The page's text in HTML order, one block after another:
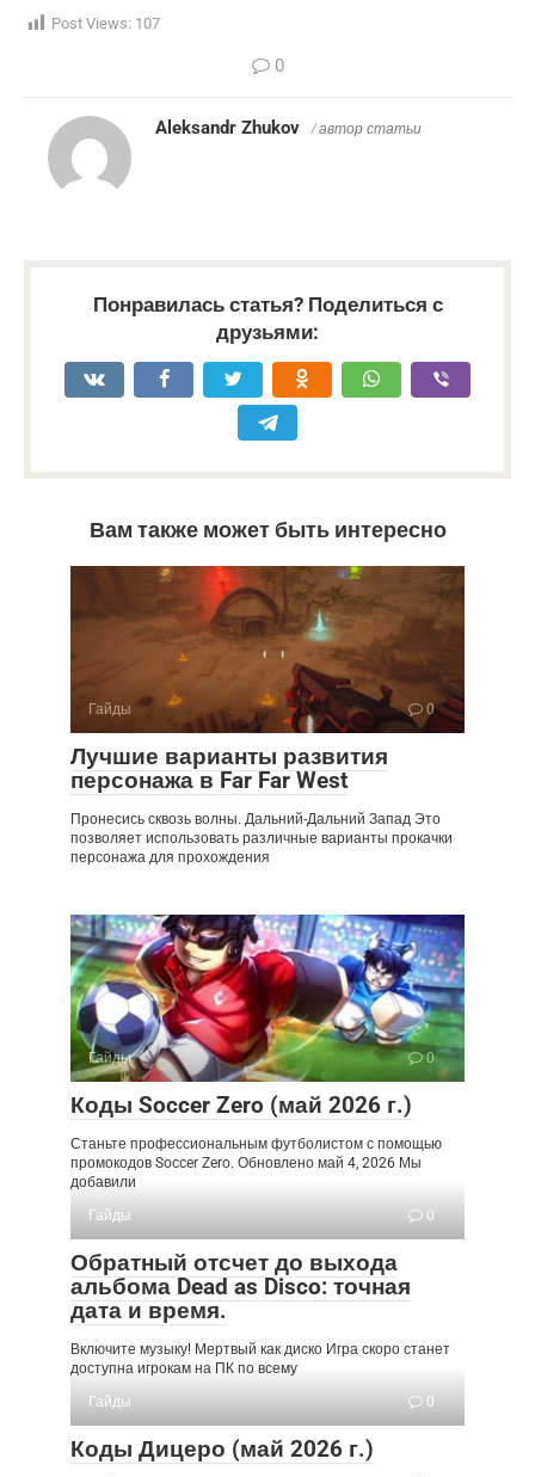
Post Views: 107
0
Aleksandr Zhukov / автор статьи
Понравилась статья? Поделиться с
друзьями:
Вам также может быть интересно
Гайды 0
Лучшие варианты развития
персонажа в Far Far West
Пронесись сквозь волны. Дальний-Дальний Запад Это
позволяет использовать различные варианты прокачки
персонажа для прохождения
Гайды 0
Коды Soccer Zero (май 2026 г.)
Станьте профессиональным футболистом с помощью
промокодов Soccer Zero. Обновлено май 4, 2026 Мы
добавили
Гайды
0
Обратный отсчет до выхода
альбома Dead as Disco: точная
дата и время.
Включите музыку! Мертвый как диско Игра скоро станет
доступна игрокам на ПК по всему
Гайды
0
Коды Дицеро (май 2026 г.)